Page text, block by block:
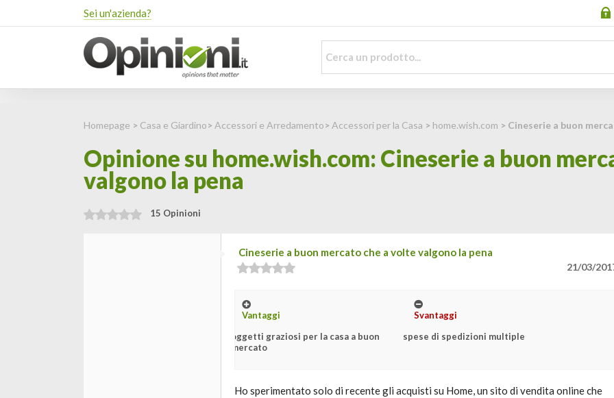
Sei un'azienda?
Homepage > Casa e Giardino> Accessori e Arredamento> Accessori per la Casa > home.wish.com > Cineserie a buon
Opinione su home.wish.com: Cineserie a buon
valgono la pena
15 Opinioni
Cineserie a buon mercato che a volte valgono la pena
21/03/
Vantaggi
oggetti graziosi per la casa a buon
mercato
Svantaggi
spese di spedizioni multiple
Ho sperimentato solo di recente gli acquisti su Home, un sito di vendita online che